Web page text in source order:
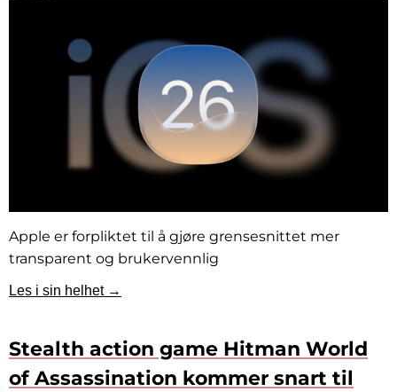
Apple er forpliktet til å gjøre grensesnittet mer
transparent og brukervennlig
Les i sin helhet →
Stealth action game Hitman World
of Assassination kommer snart til